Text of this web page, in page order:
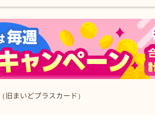
まいどプラスカード）